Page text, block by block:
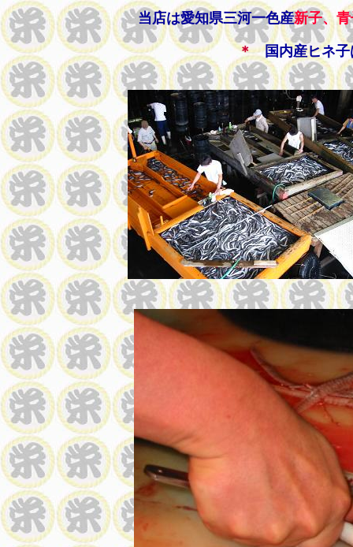
当店は愛知県三河一色産新子、
＊ 国内産ヒネ